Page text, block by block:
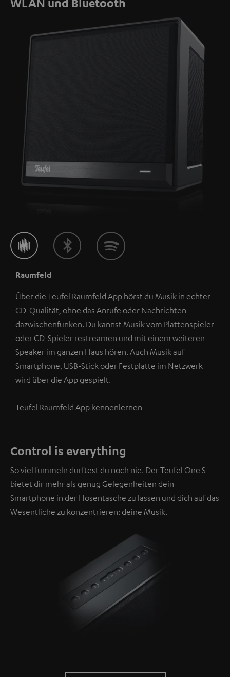
Raumfeld
Über die Teufel Raumfeld App hörst du Musik in echter
CD-Qualität, ohne das Anrufe oder Nachrichten
dazwischenfunken. Du kannst Musik vom Plattenspieler
oder CD-Spieler restreamen und mit einem weiteren
Speaker im ganzen Haus hören. Auch Musik auf
Smartphone, USB-Stick oder Festplatte im Netzwerk
wird über die App gespielt.
Teufel Raumfeld App kennenlernen
Control is everything
So viel fummeln durftest du noch nie. Der Teufel One S
bietet dir mehr als genug Gelegenheiten dein
Smartphone in der Hosentasche zu lassen und dich auf das
Wesentliche zu konzentrieren: deine Musik.